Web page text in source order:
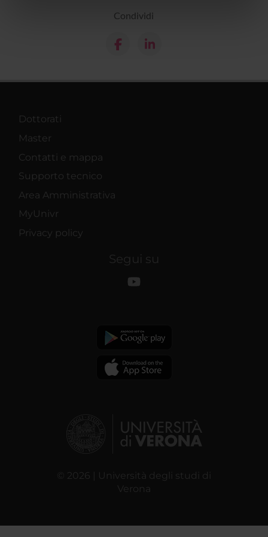
nostri partner che si occupano di analisi dei dati web,
con altre informazioni che hai fornito loro o che hanno
Condividi
Dottorati
Master
Contatti e mappa
Supporto tecnico
Area Amministrativa
MyUnivr
Privacy policy
Segui su
© 2026 | Università degli studi di
Verona